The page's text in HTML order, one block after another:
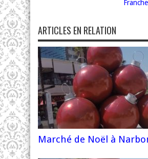
ARTICLES EN RELATION
Marché de Noël à